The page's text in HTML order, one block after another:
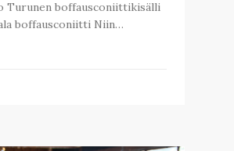
Turunen boffausconiittikisälli
boffausconiitti Niin…